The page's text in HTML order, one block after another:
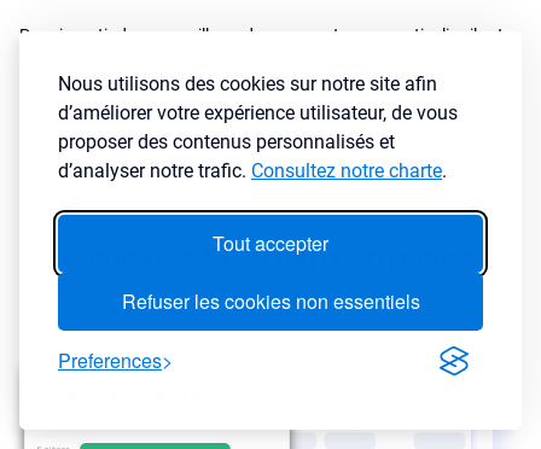
Nous utilisons des cookies sur notre site afin
d’améliorer votre expérience utilisateur, de vous
proposer des contenus personnalisés et
d’analyser notre trafic. Consultez notre charte.
Tout accepter
Refuser les cookies non essentiels
Preferences
Pour investir dans une ville ou dans un secteur en particulier, il est
LyBox, vous pouvez analyser rapidement les prix au m² de la ville et
leur évolution dans le temps. Dans les grandes villes et metropoles,
l'analyse des prix immobiliers est faite par quartiers et Iris.
Calcul et estimation des
loyers